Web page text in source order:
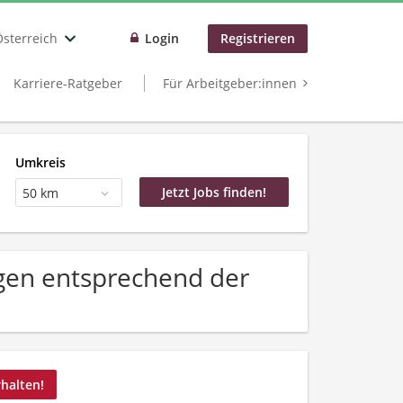
Login Registrieren
Karriere-Ratgeber Für Arbeitgeber:innen
Umkreis
50 km
entsprechend der